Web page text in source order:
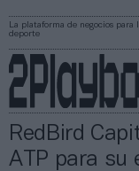
La plataforma de negocios para
deporte
RedBird
ATP para su